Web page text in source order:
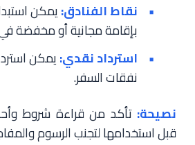
نقاط الفنادق:يمكن
بإقامة مجانية أو مخفضة
استرداد نقدي:يمكن
نفقات السفر.
نصيحة: تأكد من قراءة شروط
قبل استخدامها لتجنب الرسوم